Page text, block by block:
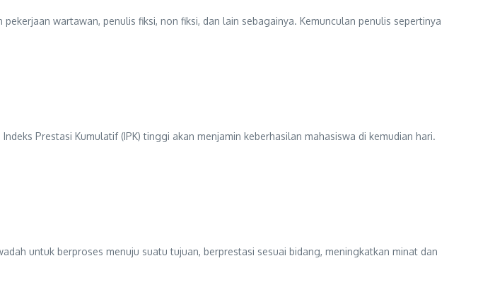
wartawan, penulis fiksi, non fiksi, dan lain sebagainya. Kemunculan penulis sepertinya
Prestasi Kumulatif (IPK) tinggi akan menjamin keberhasilan mahasiswa di kemudian hari.
untuk berproses menuju suatu tujuan, berprestasi sesuai bidang, meningkatkan minat dan